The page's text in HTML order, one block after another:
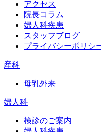
アクセス
院長コラム
婦人科疾患
スタッフブログ
プライバシーポリシ
産科
母乳外来
婦人科
検診のご案内